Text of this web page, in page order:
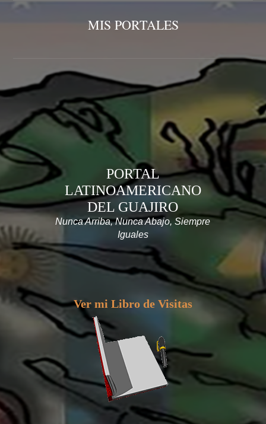
MIS PORTALES
PORTAL
LATINOAMERICANO
DEL GUAJIRO
Nunca Arriba, Nunca Abajo, Siempre
Iguales
Ver mi Libro de Visitas